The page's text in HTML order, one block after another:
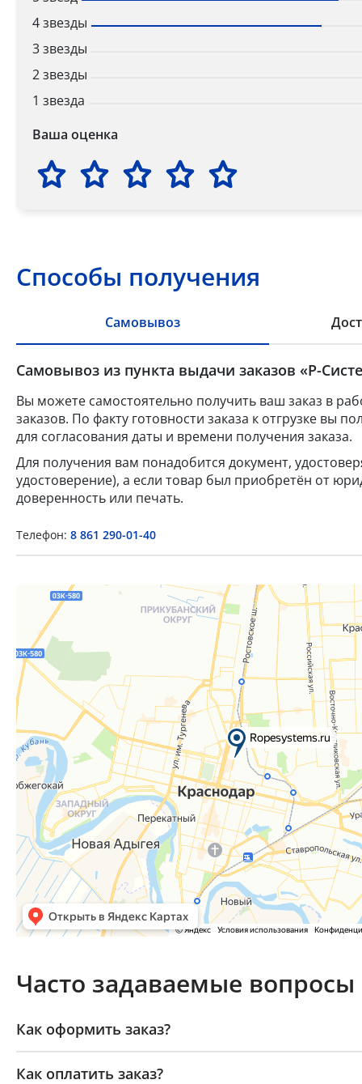
4 звезды
3 звезды
2 звезды
1 звезда
Ваша оценка
Способы получения
Самовывоз
Самовывоз из пункта выдачи заказов «Р-
Вы можете самостоятельно получить ваш заказ в
заказов. По факту готовности заказа к отгрузке вы
для согласования даты и времени получения заказа.
Для получения вам понадобится документ,
удостоверение), а если товар был приобретён от
доверенность или печать.
Телефон: 8 861 290-01-40
Часто задаваемые вопросы
Как оформить заказ?
Как оплатить заказ?